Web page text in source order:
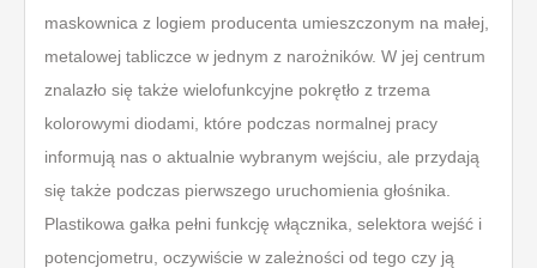
maskownica z logiem producenta umieszczonym na małej,
metalowej tabliczce w jednym z narożników. W jej centrum
znalazło się także wielofunkcyjne pokrętło z trzema
kolorowymi diodami, które podczas normalnej pracy
informują nas o aktualnie wybranym wejściu, ale przydają
się także podczas pierwszego uruchomienia głośnika.
Plastikowa gałka pełni funkcję włącznika, selektora wejść i
potencjometru, oczywiście w zależności od tego czy ją